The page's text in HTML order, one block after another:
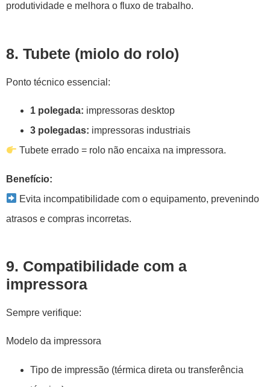
produtividade e melhora o fluxo de trabalho.
8. Tubete (miolo do rolo)
Ponto técnico essencial:
1 polegada: impressoras desktop
3 polegadas: impressoras industriais
Tubete errado = rolo não encaixa na impressora.
Benefício:
Evita incompatibilidade com o equipamento, prevenindo
atrasos e compras incorretas.
9. Compatibilidade com a
impressora
Sempre verifique:
Modelo da impressora
Tipo de impressão (térmica direta ou transferência